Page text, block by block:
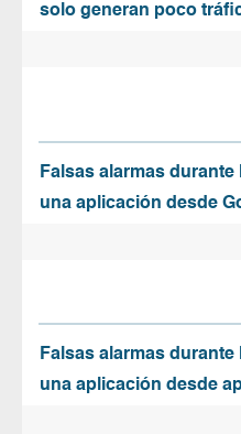
solo generan poco
Falsas alarmas
una aplicación desde
Falsas alarmas
una aplicación desde